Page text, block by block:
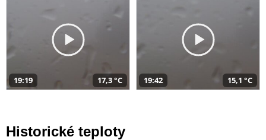
19:19 17,3 °C 19:42 15,1 °C
Historické teploty